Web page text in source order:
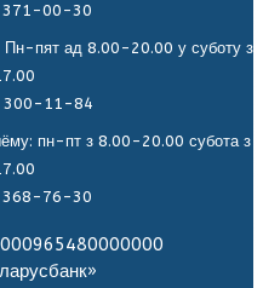
371-00-30
Пн-пят ад 8.00-20.00 у суботу з
300-11-84
пн-пт з 8.00-20.00 субота з
368-76-30